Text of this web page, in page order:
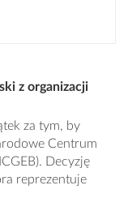
z organizacji
za tym, by
Centrum
Decyzję
reprezentuje